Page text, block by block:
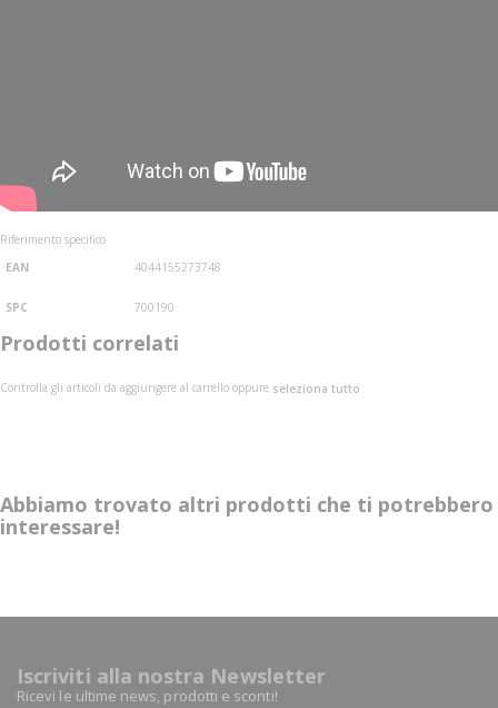
Riferimento specifico
EAN
4044155273748
SPC 700190
Prodotti correlati
Controlla gli articoli da aggiungere al carrello oppure seleziona tutto
Abbiamo trovato altri prodotti che ti potrebbero
interessare!
Iscriviti alla nostra Newsletter
Ricevi le ultime news, prodotti e sconti!